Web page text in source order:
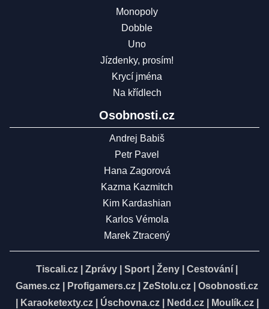
Monopoly
Dobble
Uno
Jízdenky, prosím!
Krycí jména
Na křídlech
Osobnosti.cz
Andrej Babiš
Petr Pavel
Hana Zagorová
Kazma Kazmitch
Kim Kardashian
Karlos Vémola
Marek Ztracený
Tiscali.cz Zprávy Sport Ženy Cestování
Games.cz
Profigamers.cz ZeStolu.cz
Osobnosti.cz
Karaoketexty.cz| Úschovna.cz| Nedd.cz| Moulík.cz|